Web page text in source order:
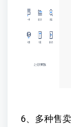
6、多种售